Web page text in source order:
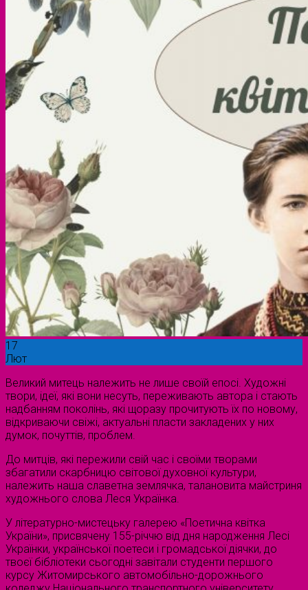
17
Лют
Великий митець належить не лише своїй епосі. Художні
твори, ідеї, які вони несуть, переживають автора і стають
надбанням поколінь, які щоразу прочитують їх по новому,
відкриваючи свіжі, актуальні пласти закладених у них
думок, почуттів, проблем.
До митців, які пережили свій час і своїми творами
збагатили скарбницю світової духовної культури,
належить наша славетна землячка, талановита майстриня
художнього слова Леся Українка.
У літературно-мистецьку галерею «Поетична квітка
України», присвячену 155-річчю від дня народження Лесі
Українки, української поетеси і громадської діячки, до
твоєї бібліотеки сьогодні завітали студенти першого
курсу Житомирського автомобільно-дорожнього